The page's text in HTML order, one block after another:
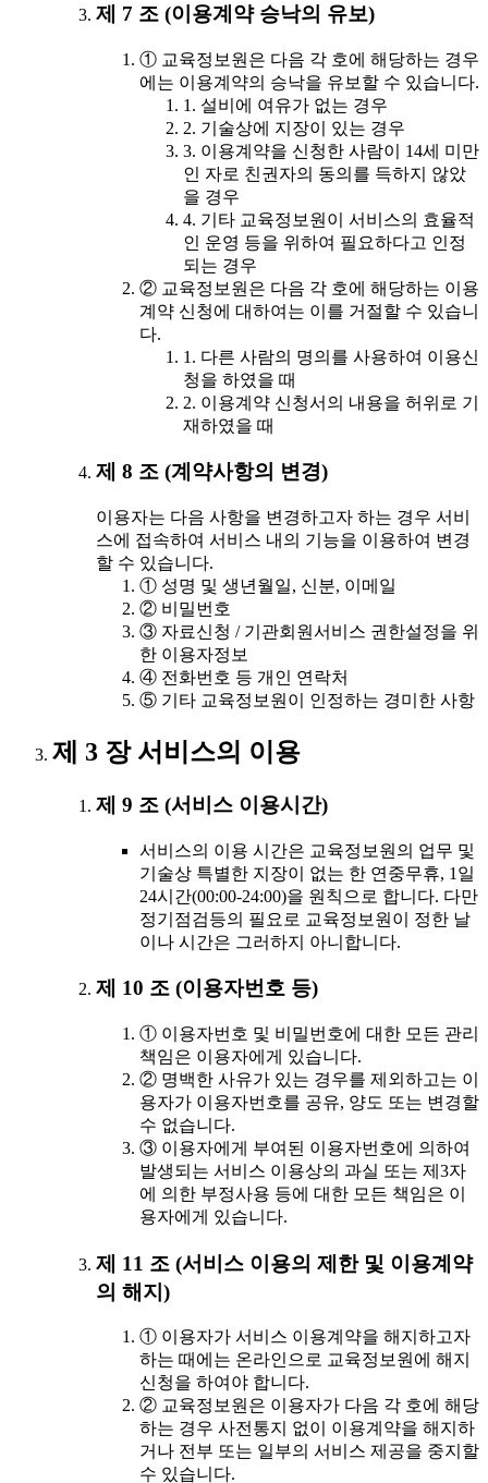
제 7 조 (이용계약 승낙의 유보)
① 교육정보원은 다음 각 호에 해당하는 경우
에는 이용계약의 승낙을 유보할 수 있습니다.
1. 설비에 여유가 없는 경우
2. 기술상에 지장이 있는 경우
3. 이용계약을 신청한 사람이 14세 미만
인 자로 친권자의 동의를 득하지 않았
을 경우
4. 기타 교육정보원이 서비스의 효율적
인 운영 등을 위하여 필요하다고 인정
되는 경우
② 교육정보원은 다음 각 호에 해당하는 이용
계약 신청에 대하여는 이를 거절할 수 있습니
다.
1. 다른 사람의 명의를 사용하여 이용신
청을 하였을 때
2. 이용계약 신청서의 내용을 허위로 기
재하였을 때
제 8 조 (계약사항의 변경)
이용자는 다음 사항을 변경하고자 하는 경우 서비
스에 접속하여 서비스 내의 기능을 이용하여 변경
할 수 있습니다.
① 성명 및 생년월일, 신분, 이메일
② 비밀번호
③ 자료신청 / 기관회원서비스 권한설정을 위
한 이용자정보
④ 전화번호 등 개인 연락처
⑤ 기타 교육정보원이 인정하는 경미한 사항
제 3 장 서비스의 이용
제 9 조 (서비스 이용시간)
서비스의 이용 시간은 교육정보원의 업무 및
기술상 특별한 지장이 없는 한 연중무휴, 1일
24시간(00:00-24:00)을 원칙으로 합니다. 다만
정기점검등의 필요로 교육정보원이 정한 날
이나 시간은 그러하지 아니합니다.
제 10 조 (이용자번호 등)
① 이용자번호 및 비밀번호에 대한 모든 관리
책임은 이용자에게 있습니다.
② 명백한 사유가 있는 경우를 제외하고는 이
용자가 이용자번호를 공유, 양도 또는 변경할
수 없습니다.
③ 이용자에게 부여된 이용자번호에 의하여
발생되는 서비스 이용상의 과실 또는 제3자
에 의한 부정사용 등에 대한 모든 책임은 이
용자에게 있습니다.
제 11 조 (서비스 이용의 제한 및 이용계약
의 해지)
① 이용자가 서비스 이용계약을 해지하고자
하는 때에는 온라인으로 교육정보원에 해지
신청을 하여야 합니다.
② 교육정보원은 이용자가 다음 각 호에 해당
하는 경우 사전통지 없이 이용계약을 해지하
거나 전부 또는 일부의 서비스 제공을 중지할
수 있습니다.